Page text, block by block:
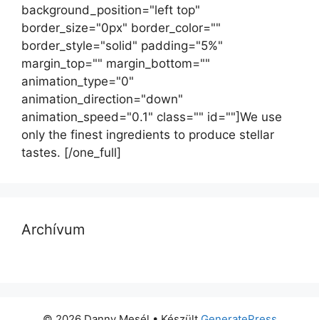
background_position="left top"
border_size="0px" border_color=""
border_style="solid" padding="5%"
margin_top="" margin_bottom=""
animation_type="0"
animation_direction="down"
animation_speed="0.1" class="" id=""]We use
only the finest ingredients to produce stellar
tastes. [/one_full]
Archívum